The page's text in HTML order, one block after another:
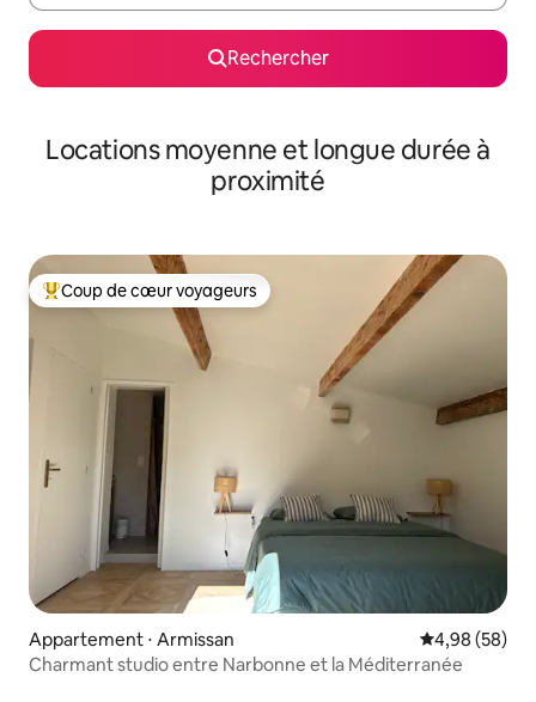
Rechercher
Locations moyenne et longue durée à
proximité
Coups de cœur voyageurs les plus appréciés
Coup de cœur voyageurs
Appartement ⋅ Armissan Évaluation
4,98 (58)
Charmant studio entre Narbonne et la Méditerranée